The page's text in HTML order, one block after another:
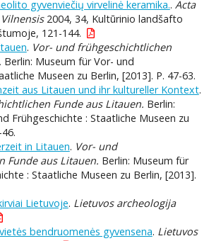
gyvenviečių virvelinė keramika.. Acta
2004, 34, Kultūrinio landšafto
121-144.
. Vor- und frühgeschichtlichen
Berlin: Museum für Vor- und
Museen zu Berlin, [2013]. P. 47-63.
aus Litauen und ihr kultureller Kontext.
Funde aus Litauen. Berlin:
Frühgeschichte : Staatliche Museen zu
in Litauen. Vor- und
Funde aus Litauen. Berlin: Museum für
: Staatliche Museen zu Berlin, [2013].
Lietuvoje. Lietuvos archeologija
bendruomenės gyvensena. Lietuvos